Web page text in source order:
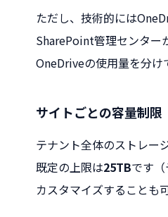
ただし、技術的には
SharePoint管理センター
OneDriveの使用量を分け
サイトごとの容量制限
テナント全体のストレー
既定の上限は25TBです
カスタマイズすることも